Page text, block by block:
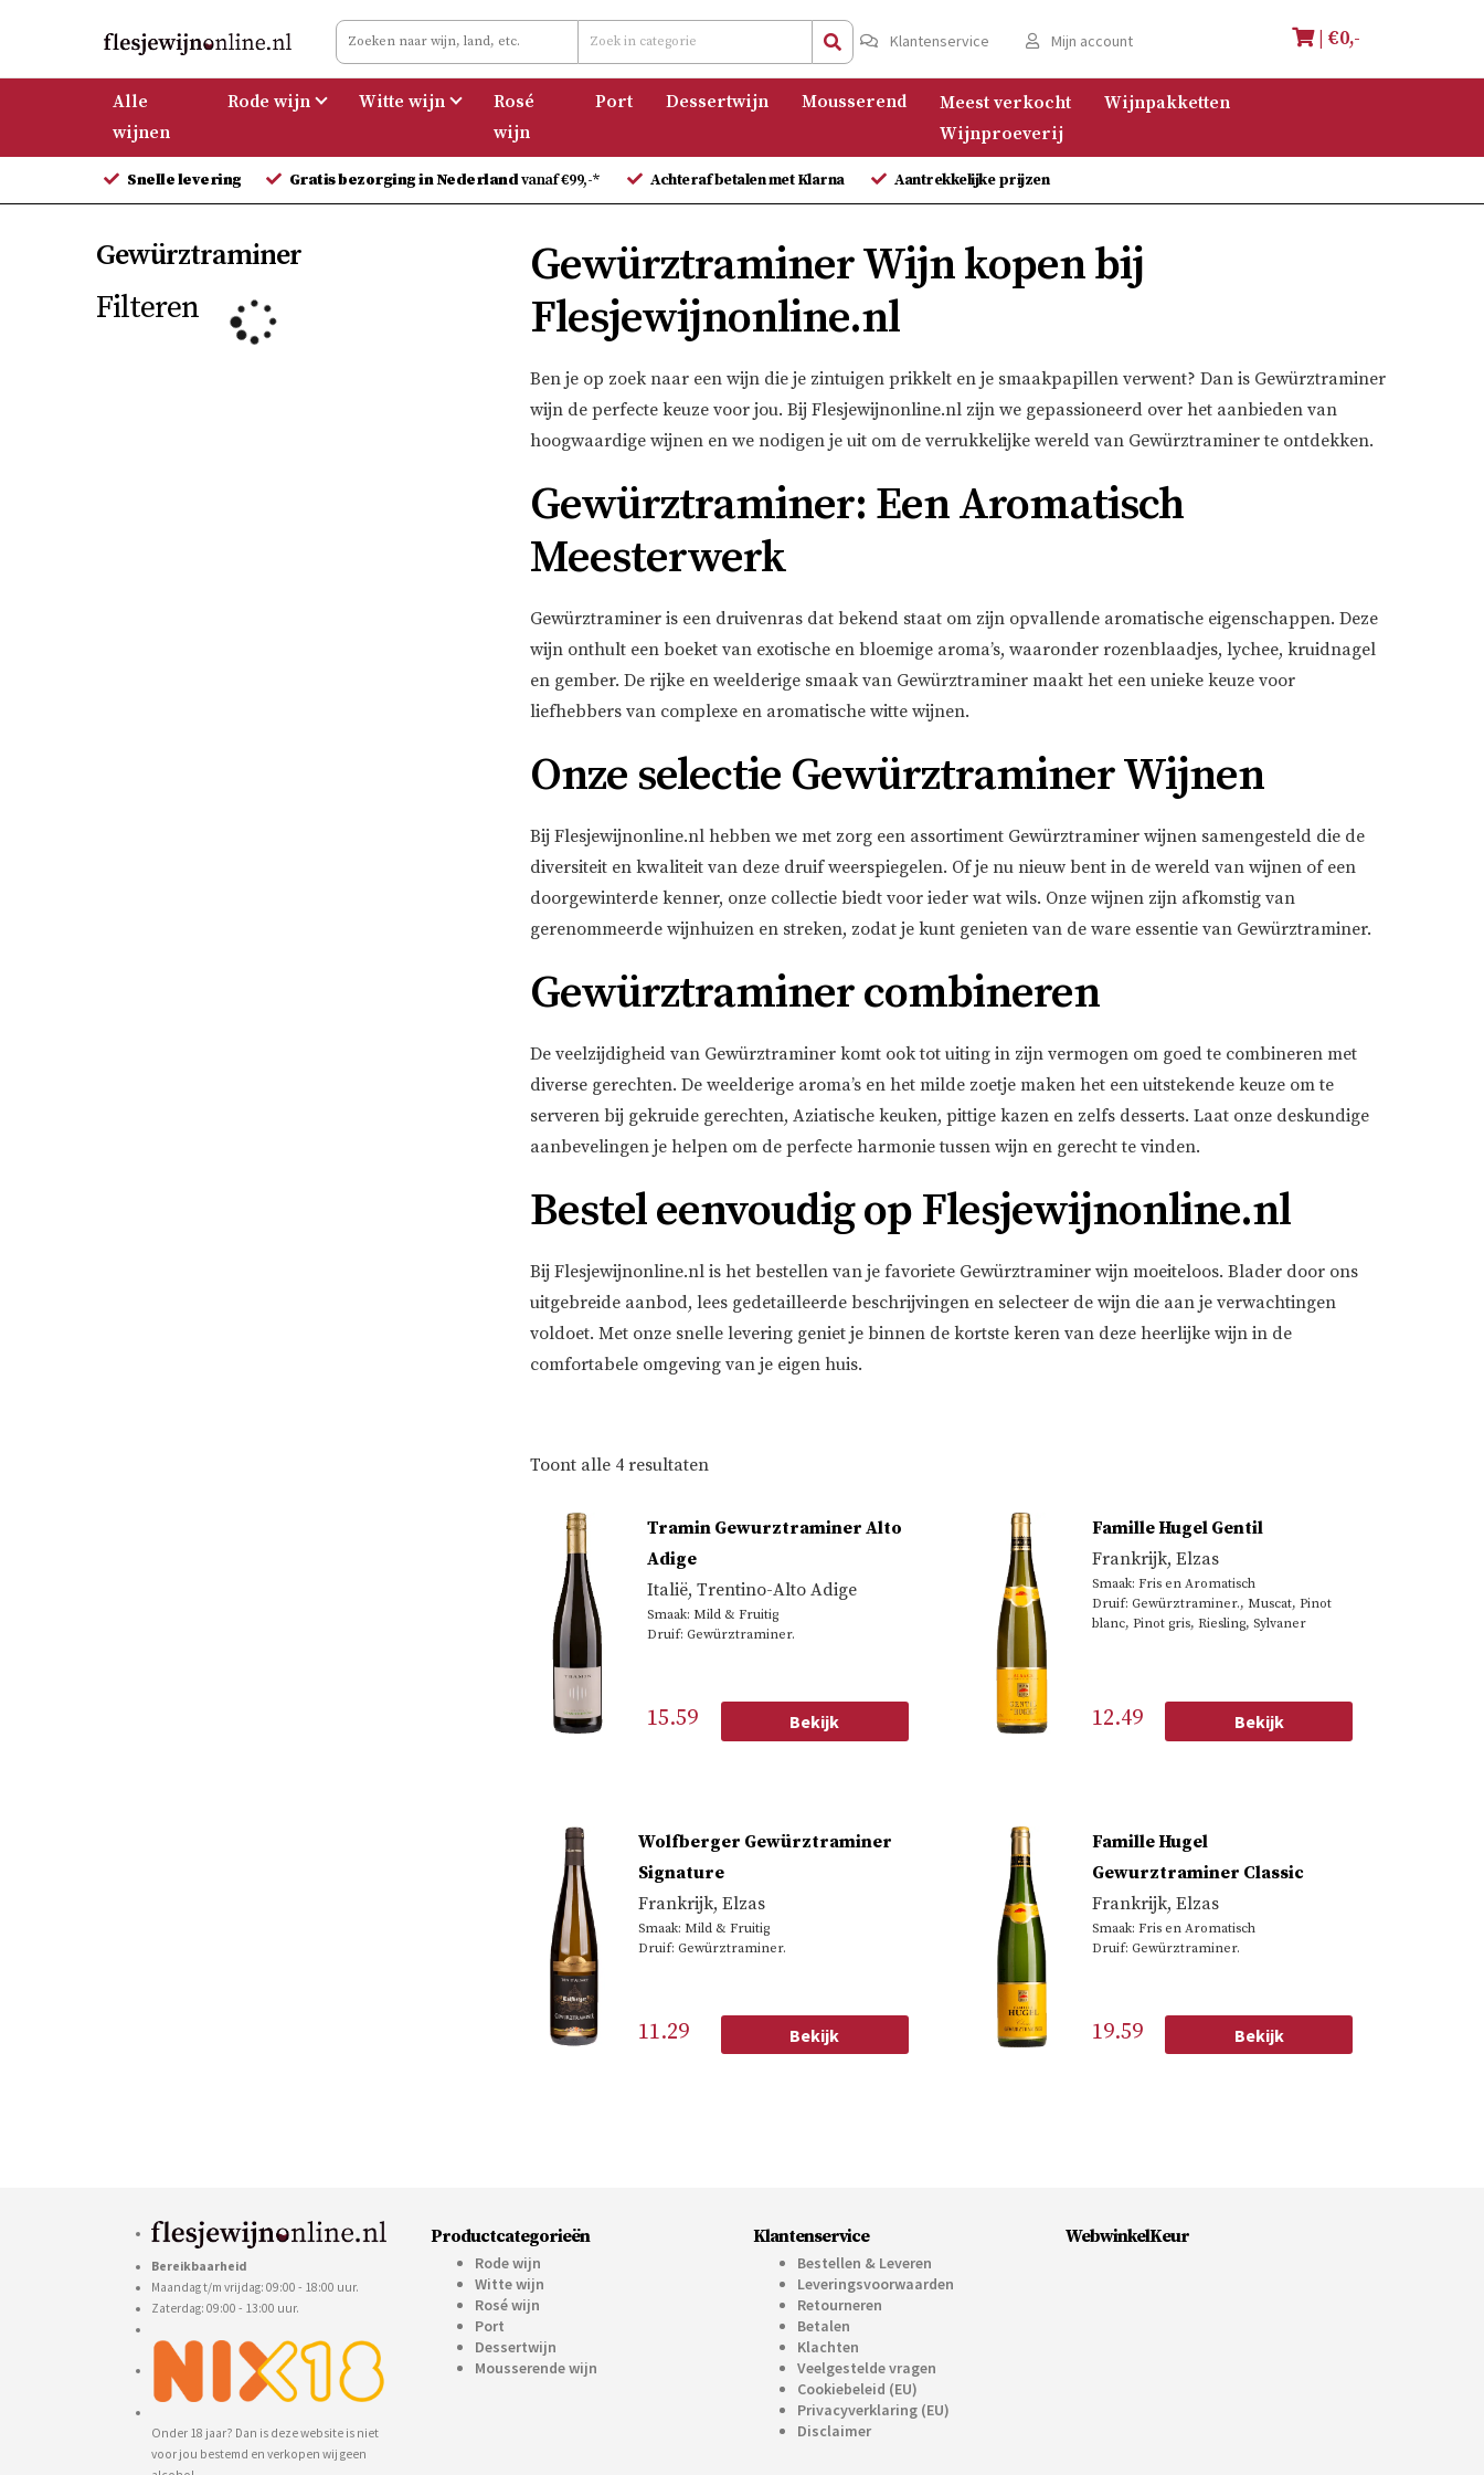
de
Klantenservice Mijn account | €0,-
Alle
wijnen
Rode wijn Witte wijn
Rosé
wijn
Port Dessertwijn Mousserend Meest verkocht
Wijnpakketten
Wijnproeverij
Snelle levering Gratis bezorging in Nederlandvanaf €99,-* Achteraf betalen met Klarna Aantrekkelijke prijzen
Gewürztraminer
Filteren
Gewürztraminer Wijn kopen bij
Flesjewijnonline.nl
Ben je op zoek naar een wijn die je zintuigen prikkelt en je smaakpapillen verwent? Dan is Gewürztraminer
wijn de perfecte keuze voor jou. Bij Flesjewijnonline.nl zijn we gepassioneerd over het aanbieden van
hoogwaardige wijnen en we nodigen je uit om de verrukkelijke wereld van Gewürztraminer te ontdekken.
Gewürztraminer: Een Aromatisch
Meesterwerk
Gewürztraminer is een druivenras dat bekend staat om zijn opvallende aromatische eigenschappen. Deze
wijn onthult een boeket van exotische en bloemige aroma’s, waaronder rozenblaadjes, lychee, kruidnagel
en gember. De rijke en weelderige smaak van Gewürztraminer maakt het een unieke keuze voor
liefhebbers van complexe en aromatische witte wijnen.
Onze selectie Gewürztraminer Wijnen
Bij Flesjewijnonline.nl hebben we met zorg een assortiment Gewürztraminer wijnen samengesteld die de
diversiteit en kwaliteit van deze druif weerspiegelen. Of je nu nieuw bent in de wereld van wijnen of een
doorgewinterde kenner, onze collectie biedt voor ieder wat wils. Onze wijnen zijn afkomstig van
gerenommeerde wijnhuizen en streken, zodat je kunt genieten van de ware essentie van Gewürztraminer.
Gewürztraminer combineren
De veelzijdigheid van Gewürztraminer komt ook tot uiting in zijn vermogen om goed te combineren met
diverse gerechten. De weelderige aroma’s en het milde zoetje maken het een uitstekende keuze om te
serveren bij gekruide gerechten, Aziatische keuken, pittige kazen en zelfs desserts. Laat onze deskundige
aanbevelingen je helpen om de perfecte harmonie tussen wijn en gerecht te vinden.
Bestel eenvoudig op Flesjewijnonline.nl
Bij Flesjewijnonline.nl is het bestellen van je favoriete Gewürztraminer wijn moeiteloos. Blader door ons
uitgebreide aanbod, lees gedetailleerde beschrijvingen en selecteer de wijn die aan je verwachtingen
voldoet. Met onze snelle levering geniet je binnen de kortste keren van deze heerlijke wijn in de
comfortabele omgeving van je eigen huis.
Toont alle 4 resultatenGesorteerd
populariteit
Tramin Gewurztraminer Alto
Adige
Italië,Trentino-Alto Adige
Smaak: Mild & Fruitig
Druif: Gewürztraminer.
15.59 Bekijk
Famille Hugel Gentil
Frankrijk, Elzas
Smaak: Fris en Aromatisch
Druif: Gewürztraminer., Muscat, Pinot
blanc, Pinot gris, Riesling, Sylvaner
12.49 Bekijk
Wolfberger Gewürztraminer
Signature
Frankrijk, Elzas
Smaak: Mild & Fruitig
Druif: Gewürztraminer.
11.29 Bekijk
Famille Hugel
Gewurztraminer Classic
Frankrijk, Elzas
Smaak: Fris en Aromatisch
Druif: Gewürztraminer.
19.59 Bekijk
Bereikbaarheid
Maandag t/m vrijdag: 09:00 - 18:00 uur.
Zaterdag: 09:00 - 13:00 uur.
Onder 18 jaar? Dan is deze website is niet
voor jou bestemd en verkopen wij geen
Productcategorieën
Rode wijn
Witte wijn
Rosé wijn
Port
Dessertwijn
Mousserende wijn
Klantenservice
Bestellen & Leveren
Leveringsvoorwaarden
Retourneren
Betalen
Klachten
Veelgestelde vragen
Cookiebeleid (EU)
Privacyverklaring (EU)
Disclaimer
WebwinkelKeur